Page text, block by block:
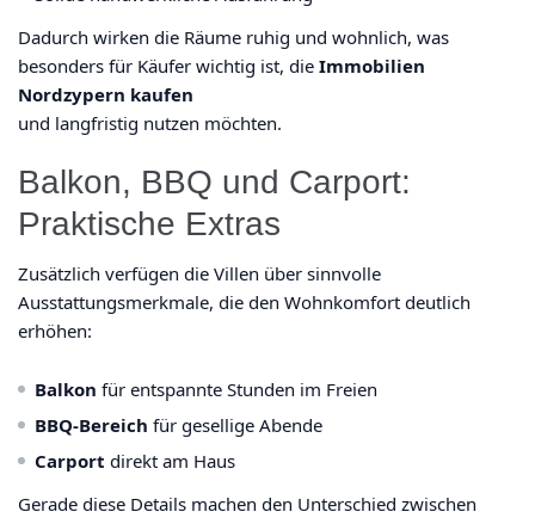
Dadurch wirken die Räume ruhig und wohnlich, was
besonders für Käufer wichtig ist, die Immobilien
Nordzypern kaufen
und langfristig nutzen möchten.
Balkon, BBQ und Carport:
Praktische Extras
Zusätzlich verfügen die Villen über sinnvolle
Ausstattungsmerkmale, die den Wohnkomfort deutlich
erhöhen:
Balkon für entspannte Stunden im Freien
BBQ-Bereich für gesellige Abende
Carport direkt am Haus
Gerade diese Details machen den Unterschied zwischen